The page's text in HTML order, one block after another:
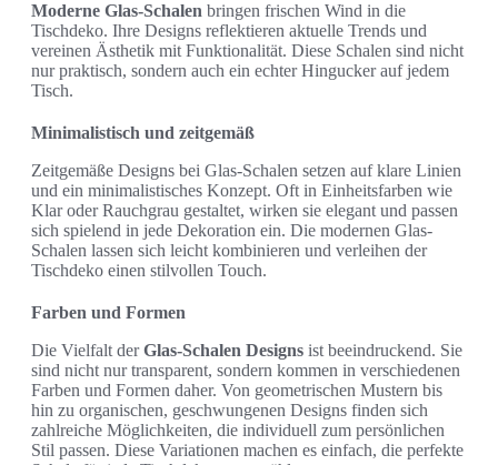
Moderne Glas-Schalen bringen frischen Wind in die
Tischdeko. Ihre Designs reflektieren aktuelle Trends und
vereinen Ästhetik mit Funktionalität. Diese Schalen sind nicht
nur praktisch, sondern auch ein echter Hingucker auf jedem
Tisch.
Minimalistisch und zeitgemäß
Zeitgemäße Designs bei Glas-Schalen setzen auf klare Linien
und ein minimalistisches Konzept. Oft in Einheitsfarben wie
Klar oder Rauchgrau gestaltet, wirken sie elegant und passen
sich spielend in jede Dekoration ein. Die modernen Glas-
Schalen lassen sich leicht kombinieren und verleihen der
Tischdeko einen stilvollen Touch.
Farben und Formen
Die Vielfalt derGlas-Schalen Designs ist beeindruckend. Sie
sind nicht nur transparent, sondern kommen in verschiedenen
Farben und Formen daher. Von geometrischen Mustern bis
hin zu organischen, geschwungenen Designs finden sich
zahlreiche Möglichkeiten, die individuell zum persönlichen
Stil passen. Diese Variationen machen es einfach, die perfekte